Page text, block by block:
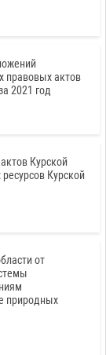
правовых актов
2021 год
Курской
Курской
от
природных